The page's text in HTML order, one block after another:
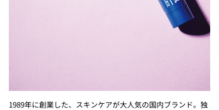
1989年に創業した、スキンケアが大人気の国内ブランド。独